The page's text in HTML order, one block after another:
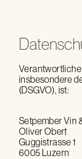
insbesondere
(DSGVO), ist:
Setpember Vin
Oliver Obert
Guggistrasse 1
6005 Luzern